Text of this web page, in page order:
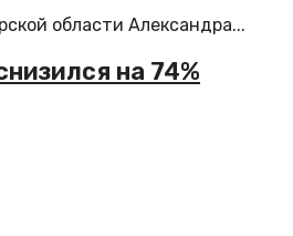
области Александра...
на 74%